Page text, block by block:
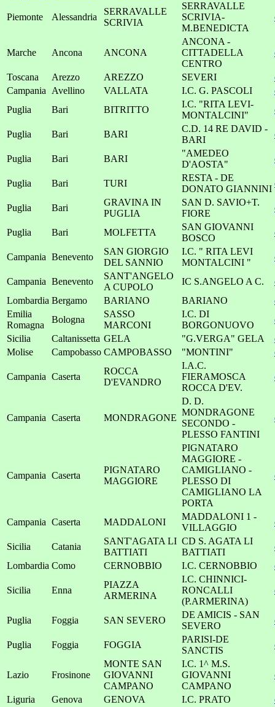
Piemonte Alessandria
SERRAVALLE
SCRIVIA
SERRAVALLE
SCRIVIA-
M.BENEDICTA
Marche Ancona ANCONA
ANCONA -
CITTADELLA
CENTRO
Toscana Arezzo AREZZO SEVERI
Campania
Avellino VALLATA I.C. G. PASCOLI
Puglia
Bari BITRITTO
I.C. "RITA LEVI-
MONTALCINI"
Puglia Bari BARI
C.D. 14 RE DAVID -
BARI
Puglia Bari BARI
"AMEDEO
D'AOSTA"
Puglia Bari TURI
RESTA - DE
DONATO GIANNINI
Puglia Bari
GRAVINA IN
PUGLIA
SAN D. SAVIO+T.
FIORE
Puglia Bari MOLFETTA
SAN GIOVANNI
BOSCO
Campania Benevento
SAN GIORGIO
DEL SANNIO
I.C. " RITA LEVI
MONTALCINI "
Campania Benevento
SANT'ANGELO
A CUPOLO
IC S.ANGELO A C.
Lombardia Bergamo BARIANO BARIANO
Emilia
Romagna
Bologna
SASSO
MARCONI
I.C. DI
BORGONUOVO
Sicilia
Caltanissetta GELA "G.VERGA" GELA
Molise
Campobasso CAMPOBASSO "MONTINI"
Campania Caserta
ROCCA
D'EVANDRO
I.A.C.
FIERAMOSCA
ROCCA D'EV.
Campania Caserta MONDRAGONE
D. D.
MONDRAGONE
SECONDO -
PLESSO FANTINI
Campania Caserta
PIGNATARO
MAGGIORE
PIGNATARO
MAGGIORE -
CAMIGLIANO -
PLESSO DI
CAMIGLIANO LA
PORTA
Campania Caserta MADDALONI
MADDALONI 1 -
VILLAGGIO
Sicilia Catania
SANT'AGATA LI
BATTIATI
CD S. AGATA LI
BATTIATI
Lombardia Como CERNOBBIO I.C. CERNOBBIO
Sicilia Enna
PIAZZA
ARMERINA
I.C. CHINNICI-
RONCALLI
(P.ARMERINA)
Puglia Foggia SAN SEVERO
DE AMICIS - SAN
SEVERO
Puglia Foggia FOGGIA
PARISI-DE
SANCTIS
Lazio Frosinone
MONTE SAN
GIOVANNI
CAMPANO
I.C. 1^ M.S.
GIOVANNI
CAMPANO
Liguria Genova GENOVA I.C. PRATO